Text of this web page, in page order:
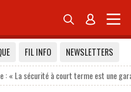
 
FIL INFO
NEWSLETTERS
: « La sécurité à court terme est une